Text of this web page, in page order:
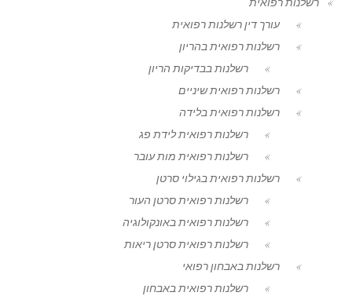
עורך דין רשלנות רפואית
רשלנות רפואית בהריון
רשלנות בבדיקות הריון
רשלנות רפואית שיניים
רשלנות רפואית בלידה
רשלנות רפואית לידת פג
רשלנות רפואית מות עובר
רשלנות רפואית בגילוי סרטן
רשלנות רפואית סרטן העור
רשלנות רפואית באונקולוגיה
רשלנות רפואית סרטן ריאות
רשלנות באבחון רפואי
רשלנות רפואית באבחון